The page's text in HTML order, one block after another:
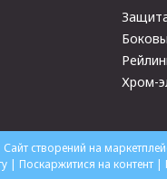
Хром-
Сайт створений на
Світ Автотюнінгу | Поскаржитися на контент |